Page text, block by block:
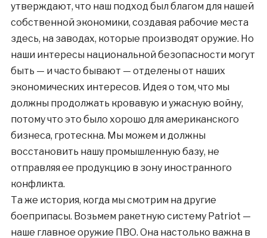
утверждают, что наш подход был благом для нашей
собственной экономики, создавая рабочие места
здесь, на заводах, которые производят оружие. Но
наши интересы национальной безопасности могут
быть — и часто бывают — отделены от наших
экономических интересов. Идея о том, что мы
должны продолжать кровавую и ужасную войну,
потому что это было хорошо для американского
бизнеса, гротескна. Мы можем и должны
восстановить нашу промышленную базу, не
отправляя ее продукцию в зону иностранного
конфликта.
Та же история, когда мы смотрим на другие
боеприпасы. Возьмем ракетную систему Patriot —
наше главное оружие ПВО. Она настолько важна в